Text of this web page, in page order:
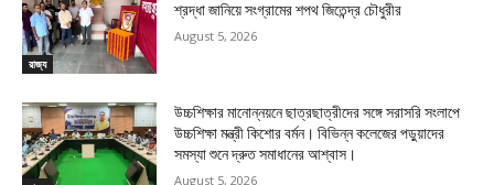
রাজ্য
শ্রদ্ধা জানিয়ে সংগ্রামের শপথ জিতেন্দ্র চৌধুরীর
August 5, 2026
উচ্চশিক্ষার মানোন্নয়নে ছাত্রছাত্রীদের সঙ্গে সরাসরি সংলাপে
উচ্চশিক্ষা মন্ত্রী কিশোর বর্মন। বিভিন্ন কলেজের পড়ুয়াদের
সমস্যা শুনে দ্রুত সমাধানের আশ্বাস।
August 5, 2026